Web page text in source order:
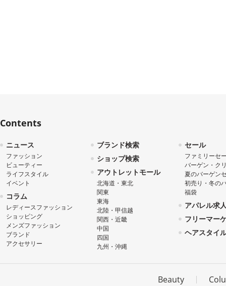
Contents
ニュース
ファッション
ビューティー
ライフスタイル
イベント
コラム
レディースファッション
ショッピング
メンズファッション
ブランド
アクセサリー
ブランド検索
ショップ検索
アウトレットモール
北海道・東北
関東
東海
北陸・甲信越
関西・近畿
中国
四国
九州・沖縄
セール
ファミリーセ
バーゲン・ク
夏のバーゲン
初売り・冬の
福袋
アパレル求
フリーマー
ヘアスタイ
Beauty